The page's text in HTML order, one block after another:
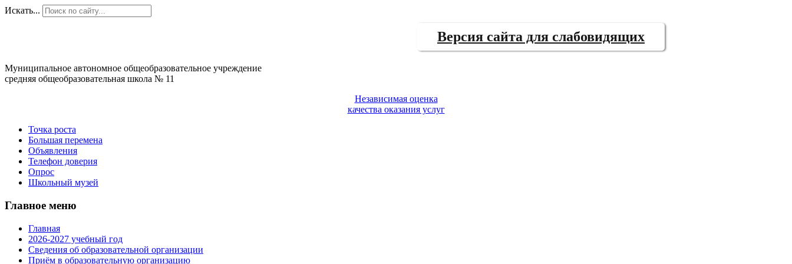
Искать...
Версия сайта для слабовидящих
Муниципальное автономное общеобразовательное учреждение
средняя общеобразовательная школа № 11
Независимая оценка
качества оказания услуг
Точка роста
Большая перемена
Объявления
Телефон доверия
Опрос
Школьный музей
Главное меню
Главная
2026-2027 учебный год
Сведения об образовательной организации
Приём в образовательную организацию